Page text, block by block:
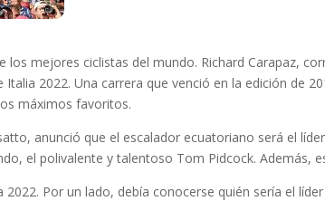
mejores ciclistas del mundo. Richard Carapaz,
Italia 2022. Una carrera que venció en la edición de
máximos favoritos.
anunció que el escalador ecuatoriano será el
el polivalente y talentoso Tom Pidcock. Además,
Por un lado, debía conocerse quién sería el